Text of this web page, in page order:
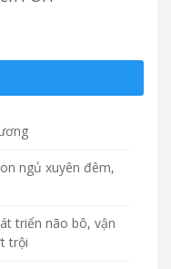
ngủ xuyên đêm,
triển não bô, vận
trội